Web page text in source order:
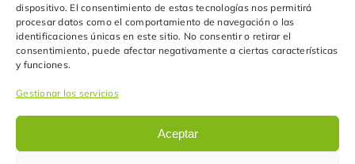
dispositivo. El consentimiento de estas tecnologías nos permitirá
procesar datos como el comportamiento de navegación o las
identificaciones únicas en este sitio. No consentir o retirar el
consentimiento, puede afectar negativamente a ciertas características
y funciones.
Gestionar los servicios
Aceptar